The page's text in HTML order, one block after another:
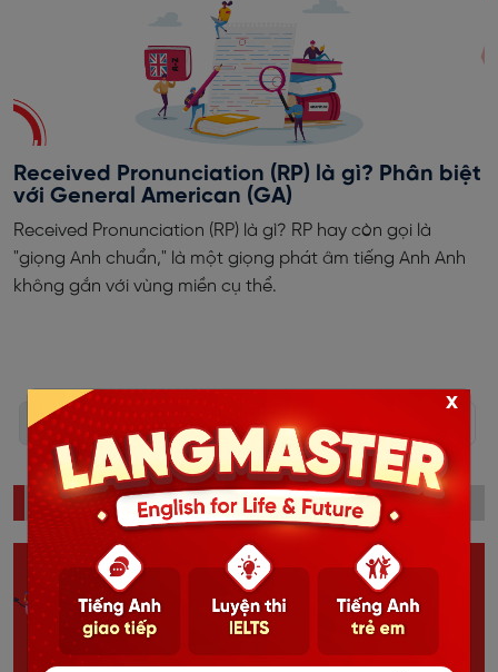
Received Pronunciation (RP) là gì? Phân biệt
với General American (GA)
Received Pronunciation (RP) là gì? RP hay còn gọi là
"giọng Anh chuẩn," là một giọng phát âm tiếng Anh Anh
không gắn với vùng miền cụ thể.
‹ 1 2 3 4 5 6 7
ĐỌC NHIỀU
x